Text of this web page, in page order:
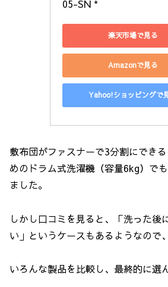
05-SN *
楽天市場で見る
Amazonで見る
Yahoo!ショッピングで
敷布団がファスナーで3分割にでき
めのドラム式洗濯機（容量6kg）で
ました。
しかし口コミを見ると、「洗った後
い」というケースもあるようなので
いろんな製品を比較し、最終的に選